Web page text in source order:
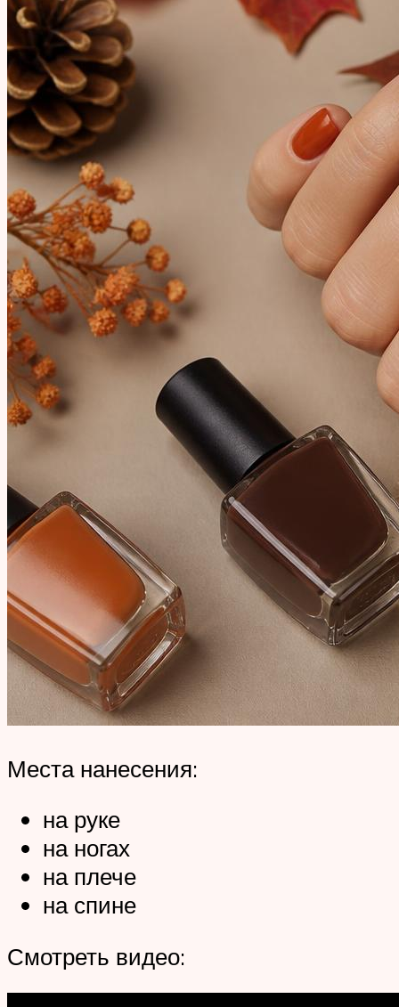
Места нанесения:
на руке
на ногах
на плече
на спине
Смотреть видео: